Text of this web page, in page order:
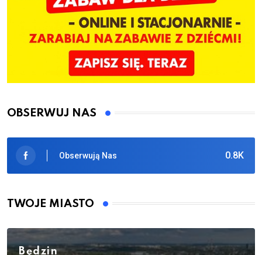
OBSERWUJ NAS
0.8K
Obserwują Nas
TWOJE MIASTO
Będzin